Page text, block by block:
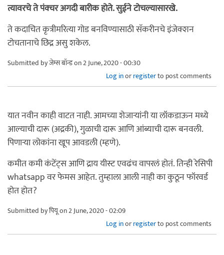
त्यावरचे ते पंक्चर अगदी बारीक होते. सुईने टोचल्यासारखे.
ते कदाचित कृत्रीमरित्या गोड बनविण्यासाठी सॅकरीनचे इंजेक्शन
टोचतानाचे छिद्र असु शकेल.
Submitted byजेम्स बॉन्डon 2 June, 2020 - 00:30
Log inorregisterto post comments
यात नवीन काही वाटत नाही. आमच्या शेजाऱ्यांनी या लॉकडाऊन मध्ये
आल्याची दारू (अद्रकी), गुळाची दारू आणि आंब्याची दारू बनवली.
पिणाऱ्या लोकांना खूप आवडली (म्हणे).
कमीत कमी कंटेंट्स आणि द्राय यीस्ट एवढंच वापरलं होतं. तिन्ही रेसिपी
whatsapp वर फेमस आहेत. तुम्हाला आली नाही का कुठून फॉरवर्ड
होत होत?
Submitted byपियूon 2 June, 2020 - 02:09
Log inorregisterto post comments